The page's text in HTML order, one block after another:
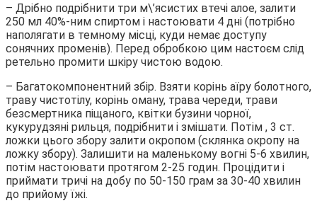
– Дрібно подрібнити три м\’ясистих втечі алое, залити
250 мл 40%-ним спиртом і настоювати 4 дні (потрібно
наполягати в темному місці, куди немає доступу
сонячних променів). Перед обробкою цим настоєм слід
ретельно промити шкіру чистою водою.
– Багатокомпонентний збір. Взяти корінь аїру болотного,
траву чистотілу, корінь оману, трава череди, трави
безсмертника піщаного, квітки бузини чорної,
кукурудзяні рильця, подрібнити і змішати. Потім , 3 ст.
ложки цього збору залити окропом (склянка окропу на
ложку збору). Залишити на маленькому вогні 5-6 хвилин,
потім настоювати протягом 2-25 годин. Процідити і
приймати тричі на добу по 50-150 грам за 30-40 хвилин
до прийому їжі.